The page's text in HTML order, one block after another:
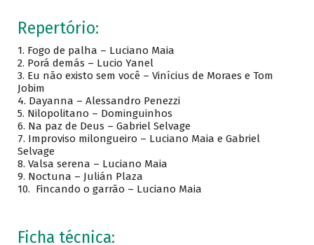
Repertório:
1. Fogo de palha – Luciano Maia
2. Porá demás – Lucio Yanel
3. Eu não existo sem você – Vinícius de Moraes e Tom
Jobim
4. Dayanna – Alessandro Penezzi
5. Nilopolitano – Dominguinhos
6. Na paz de Deus – Gabriel Selvage
7. Improviso milongueiro – Luciano Maia e Gabriel
Selvage
8. Valsa serena – Luciano Maia
9. Noctuna – Julián Plaza
10. Fincando o garrão – Luciano Maia
Ficha técnica: